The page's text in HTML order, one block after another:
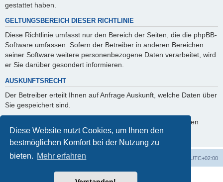
Diese Website nutzt Cookies, um Ihnen den
bestmöglichen Komfort bei der Nutzung zu
bieten. Mehr erfahren
gestattet haben.
GELTUNGSBEREICH DIESER RICHTLINIE
Diese Richtlinie umfasst nur den Bereich der Seiten, die die phpBB-
Software umfassen. Sofern der Betreiber in anderen Bereichen
seiner Software weitere personenbezogene Daten verarbeitet, wird
er Sie darüber gesondert informieren.
AUSKUNFTSRECHT
Der Betreiber erteilt Ihnen auf Anfrage Auskunft, welche Daten über
Sie gespeichert sind.
Sie können jederzeit die Löschung bzw. Sperrung Ihrer Daten
verlangen. Kontaktieren Sie hierzu bitte den Betreiber.
Foren-Übersicht UTC+02:00